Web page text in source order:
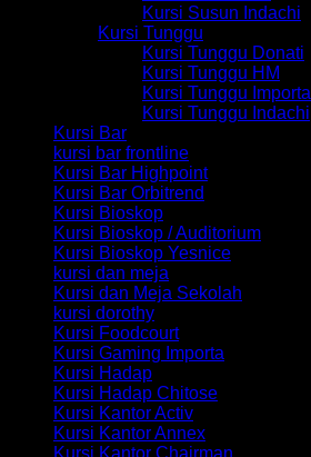
Kursi Susun Indachi
Kursi Tunggu
Kursi Tunggu Donati
Kursi Tunggu HM
Kursi Tunggu Importa
Kursi Tunggu Indachi
Kursi Bar
kursi bar frontline
Kursi Bar Highpoint
Kursi Bar Orbitrend
Kursi Bioskop
Kursi Bioskop / Auditorium
Kursi Bioskop Yesnice
kursi dan meja
Kursi dan Meja Sekolah
kursi dorothy
Kursi Foodcourt
Kursi Gaming Importa
Kursi Hadap
Kursi Hadap Chitose
Kursi Kantor Activ
Kursi Kantor Annex
Kursi Kantor Chairman